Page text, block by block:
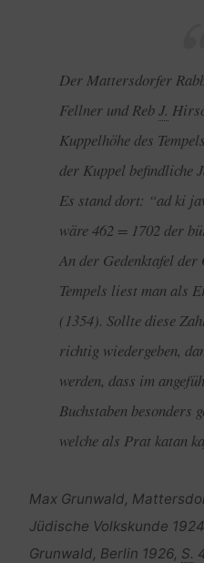
Der Mattersdorfer
Fellner und RebJ.
Kuppelhöhe des
der Kuppel befindliche
Es stand dort: “ad ki
wäre 462 = 1702 der
An der Gedenktafel der
Tempels liest man als
(1354). Sollte diese
richtig wiedergeben,
werden, dass im
Buchstaben besonders
welche als Prat katan
Max Grunwald,
Jüdische Volkskunde
Grunwald, Berlin 1926, S.